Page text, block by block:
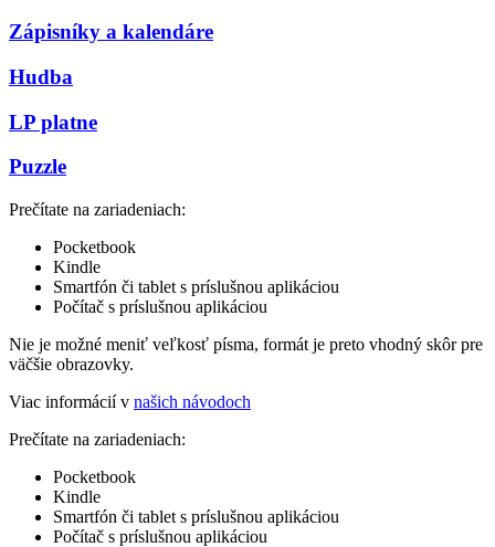
Zápisníky a kalendáre
Hudba
LP platne
Puzzle
Prečítate na zariadeniach:
Pocketbook
Kindle
Smartfón či tablet s príslušnou aplikáciou
Počítač s príslušnou aplikáciou
Nie je možné meniť veľkosť písma, formát je preto vhodný skôr pre
väčšie obrazovky.
Viac informácií v našich návodoch
Prečítate na zariadeniach:
Pocketbook
Kindle
Smartfón či tablet s príslušnou aplikáciou
Počítač s príslušnou aplikáciou